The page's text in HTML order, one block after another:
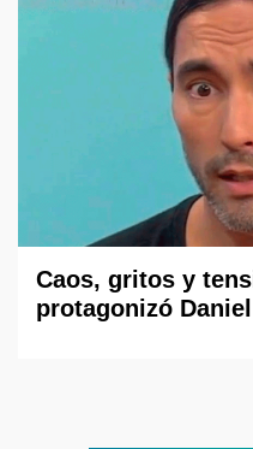
Caos, gritos y
protagonizó